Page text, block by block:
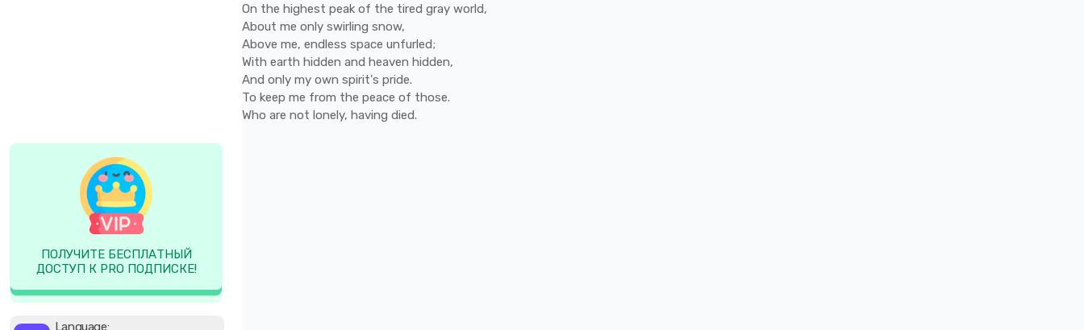
On the highest peak of the tired gray world,
About me only swirling snow,
Above me, endless space unfurled;
With earth hidden and heaven hidden,
And only my own spirit's pride.
To keep me from the peace of those.
Who are not lonely, having died.
ПОЛУЧИТЕ БЕСПЛАТНЫЙ
ДОСТУП К PRO ПОДПИСКЕ!
Language: